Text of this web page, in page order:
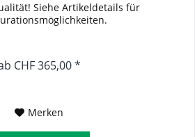
Siehe Artikeldetails für
CHF 365,00 *
Merken